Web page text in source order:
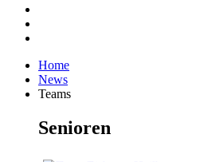
Home
News
Teams
Senioren